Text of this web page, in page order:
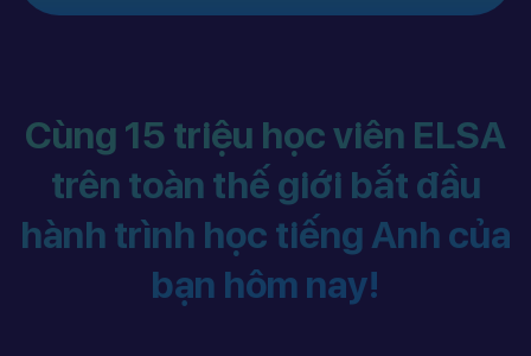
Cùng 15 triệu học viên ELSA
trên toàn thế giới bắt đầu
hành trình học tiếng Anh của
bạn hôm nay!